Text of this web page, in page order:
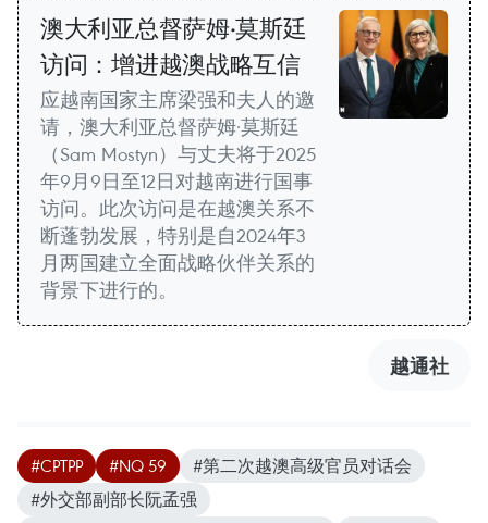
澳大利亚总督萨姆·莫斯廷
访问：增进越澳战略互信
应越南国家主席梁强和夫人的邀
请，澳大利亚总督萨姆·莫斯廷
（Sam Mostyn）与丈夫将于2025
年9月9日至12日对越南进行国事
访问。此次访问是在越澳关系不
断蓬勃发展，特别是自2024年3
月两国建立全面战略伙伴关系的
背景下进行的。
越通社
#CPTPP #NQ 59
#第二次越澳高级官员对话会
#外交部副部长阮孟强